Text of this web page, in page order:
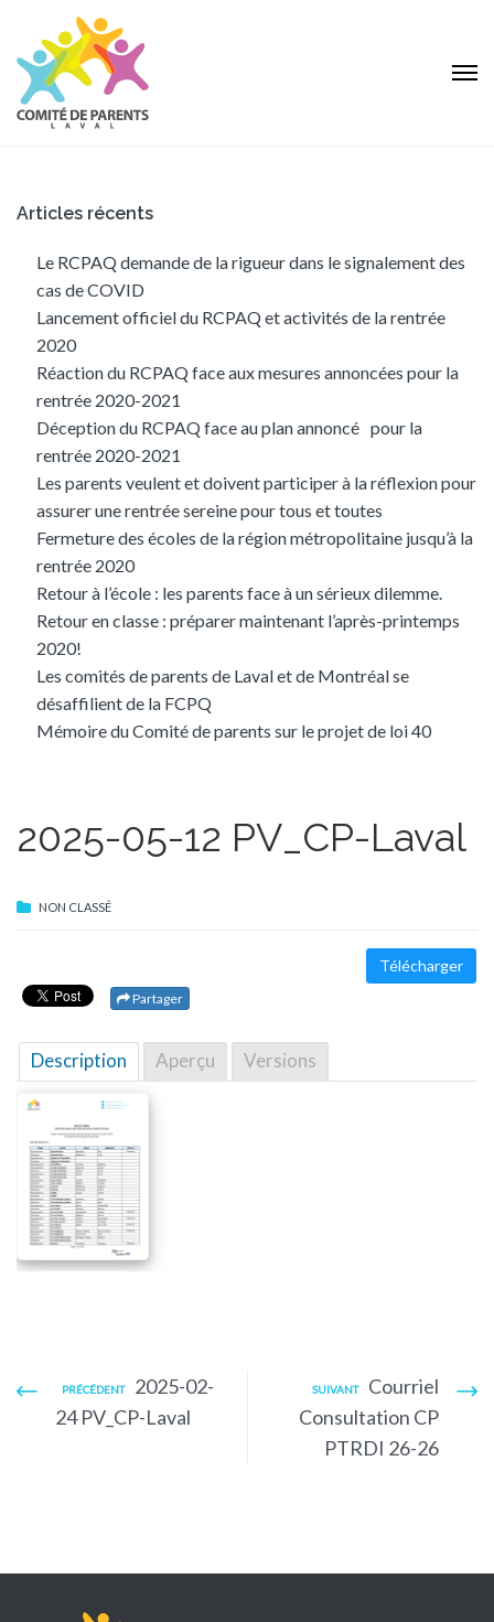
Articles récents
Le RCPAQ demande de la rigueur dans le signalement des
cas de COVID
Lancement officiel du RCPAQ et activités de la rentrée
2020
Réaction du RCPAQ face aux mesures annoncées pour la
rentrée 2020-2021
Déception du RCPAQ face au plan annoncé pour la
rentrée 2020-2021
Les parents veulent et doivent participer à la réflexion pour
assurer une rentrée sereine pour tous et toutes
Fermeture des écoles de la région métropolitaine jusqu’à la
rentrée 2020
Retour à l’école : les parents face à un sérieux dilemme.
Retour en classe : préparer maintenant l’après-printemps
2020!
Les comités de parents de Laval et de Montréal se
désaffilient de la FCPQ
Mémoire du Comité de parents sur le projet de loi 40
2025-05-12 PV_CP-Laval
NON CLASSÉ
Télécharger
Partager
Description Aperçu Versions
PRÉCÉDENT
2025-02-
24 PV_CP-Laval
SUIVANT
Courriel
Consultation CP
PTRDI 26-26